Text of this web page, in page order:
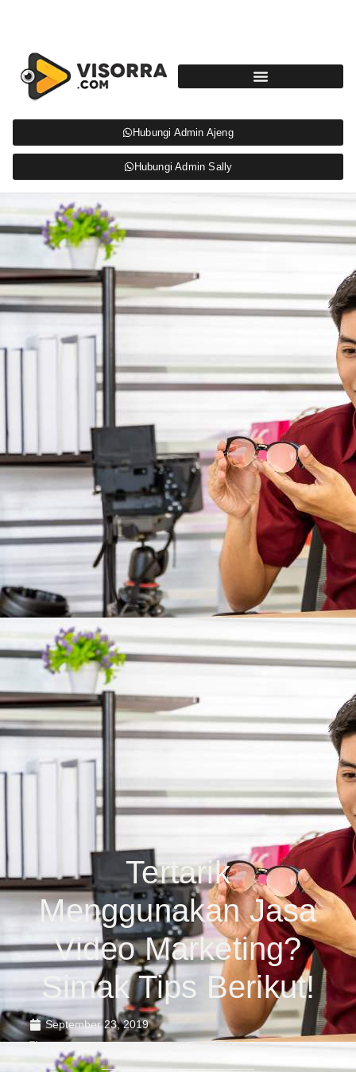
Hubungi Admin Ajeng
Hubungi Admin Sally
Tertarik
Menggunakan Jasa
Video Marketing?
Simak Tips Berikut!
September 23, 2019
Company Profile dan Video Promotion